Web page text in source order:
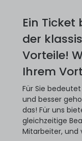
Ein
der
Vorteile!
Ihrem
Für Sie
und besser
das! Für uns
gleichzeitige
Mitarbeiter, und